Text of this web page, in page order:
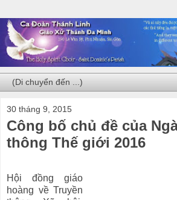
30 tháng 9, 2015
Công bố chủ đề của
thông Thế giới 2016
Hội đồng giáo
hoàng về Truyền